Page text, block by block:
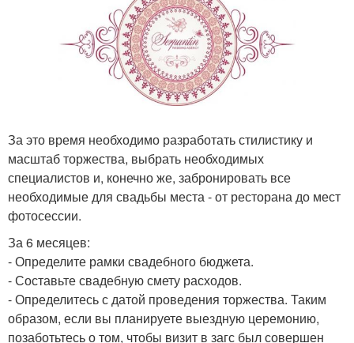
За это время необходимо разработать стилистику и
масштаб торжества, выбрать необходимых
специалистов и, конечно же, забронировать все
необходимые для свадьбы места - от ресторана до мест
фотосессии.
За 6 месяцев:
- Определите рамки свадебного бюджета.
- Составьте свадебную смету расходов.
- Определитесь с датой проведения торжества. Таким
образом, если вы планируете выездную церемонию,
позаботьтесь о том, чтобы визит в загс был совершен